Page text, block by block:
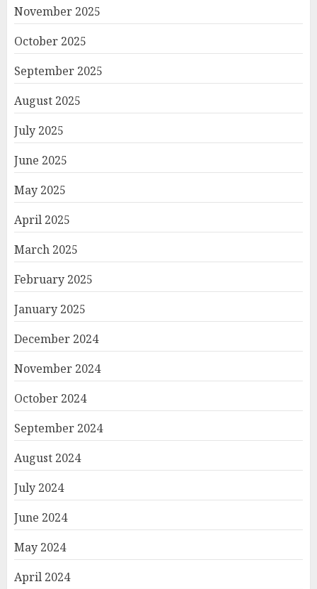
November 2025
October 2025
September 2025
August 2025
July 2025
June 2025
May 2025
April 2025
March 2025
February 2025
January 2025
December 2024
November 2024
October 2024
September 2024
August 2024
July 2024
June 2024
May 2024
April 2024